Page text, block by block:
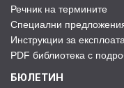
Речник на термините
Специални
Инструкции за
PDF библиотека с
БЮЛЕТИН